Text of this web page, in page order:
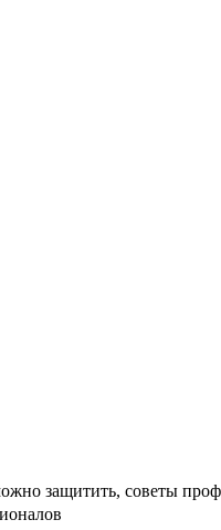
защитить, советы